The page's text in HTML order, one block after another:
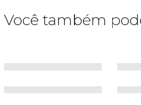
Você também